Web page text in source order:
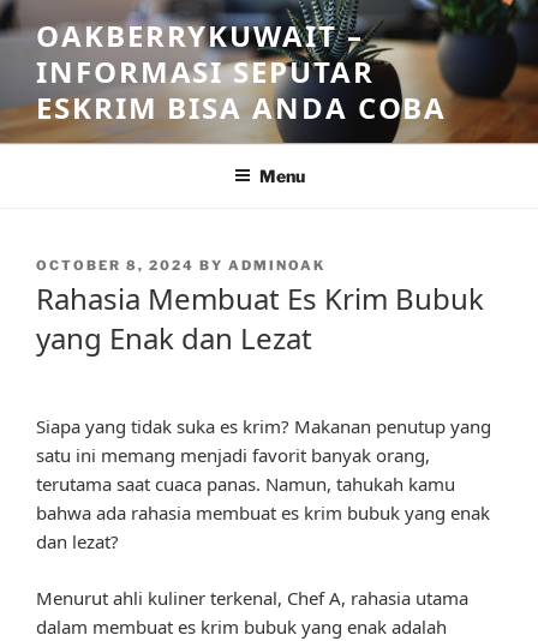
Skip
to
content
OAKBERRYKUWAIT –
INFORMASI SEPUTAR
ESKRIM BISA ANDA COBA
Menu
POSTED
OCTOBER 8, 2024 BY ADMINOAK
Rahasia Membuat Es Krim Bubuk
yang Enak dan Lezat
Siapa yang tidak suka es krim? Makanan penutup yang
satu ini memang menjadi favorit banyak orang,
terutama saat cuaca panas. Namun, tahukah kamu
bahwa ada rahasia membuat es krim bubuk yang enak
dan lezat?
Menurut ahli kuliner terkenal, Chef A, rahasia utama
dalam membuat es krim bubuk yang enak adalah